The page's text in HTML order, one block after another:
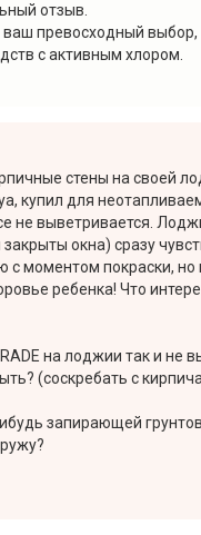
отзыв.
превосходный
с активным хлором.
стены на своей
купил для
не выветривается.
окна) сразу
моментом покраски,
ребенка! Что
на лоджии так и не
(соскребать с
запирающей